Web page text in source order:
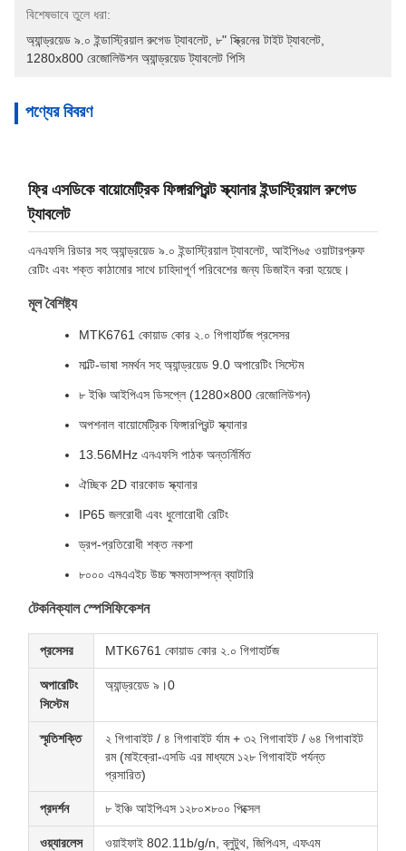
বিশেষভাবে তুলে ধরা:
অ্যান্ড্রয়েড ৯.০ ইন্ডাস্ট্রিয়াল রুগেড ট্যাবলেট ৮" স্ক্রিনের টাইট ট্যাবলেট
1280x800 রেজোলিউশন অ্যান্ড্রয়েড ট্যাবলেট পিসি
পণ্যের বিবরণ
ফ্রি এসডিকে বায়োমেট্রিক ফিঙ্গারপ্রিন্ট স্ক্যানার ইন্ডাস্ট্রিয়াল রুগেড
ট্যাবলেট
এনএফসি রিডার সহ অ্যান্ড্রয়েড ৯.০ ইন্ডাস্ট্রিয়াল ট্যাবলেট, আইপি৬৫ ওয়াটারপ্রুফ
রেটিং এবং শক্ত কাঠামোর সাথে চাহিদাপূর্ণ পরিবেশের জন্য ডিজাইন করা হয়েছে।
মূল বৈশিষ্ট্য
MTK6761 কোয়াড কোর ২.০ গিগাহার্টজ প্রসেসর
মাল্টি-ভাষা সমর্থন সহ অ্যান্ড্রয়েড 9.0 অপারেটিং সিস্টেম
৮ ইঞ্চি আইপিএস ডিসপ্লে (1280×800 রেজোলিউশন)
অপশনাল বায়োমেট্রিক ফিঙ্গারপ্রিন্ট স্ক্যানার
13.56MHz এনএফসি পাঠক অন্তর্নির্মিত
ঐচ্ছিক 2D বারকোড স্ক্যানার
IP65 জলরোধী এবং ধুলোরোধী রেটিং
ড্রপ-প্রতিরোধী শক্ত নকশা
৮০০০ এমএএইচ উচ্চ ক্ষমতাসম্পন্ন ব্যাটারি
টেকনিক্যাল স্পেসিফিকেশন
প্রসেসর MTK6761 কোয়াড কোর ২.০ গিগাহার্টজ
অপারেটিং
সিস্টেম
অ্যান্ড্রয়েড ৯।0
স্মৃতিশক্তি
২ গিগাবাইট / ৪ গিগাবাইট র্যাম + ৩২ গিগাবাইট / ৬৪ গিগাবাইট
রম (মাইক্রো-এসডি এর মাধ্যমে ১২৮ গিগাবাইট পর্যন্ত
প্রসারিত)
প্রদর্শন ৮ ইঞ্চি আইপিএস ১২৮০×৮০০ পিক্সেল
ওয়্যারলেস
ওয়াইফাই 802.11b/g/n, ব্লুটুথ, জিপিএস, এফএম